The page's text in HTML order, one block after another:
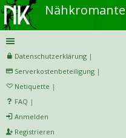
Datenschutzerklärung |
Serverkostenbeteiligung |
Netiquette |
FAQ |
Anmelden
Registrieren